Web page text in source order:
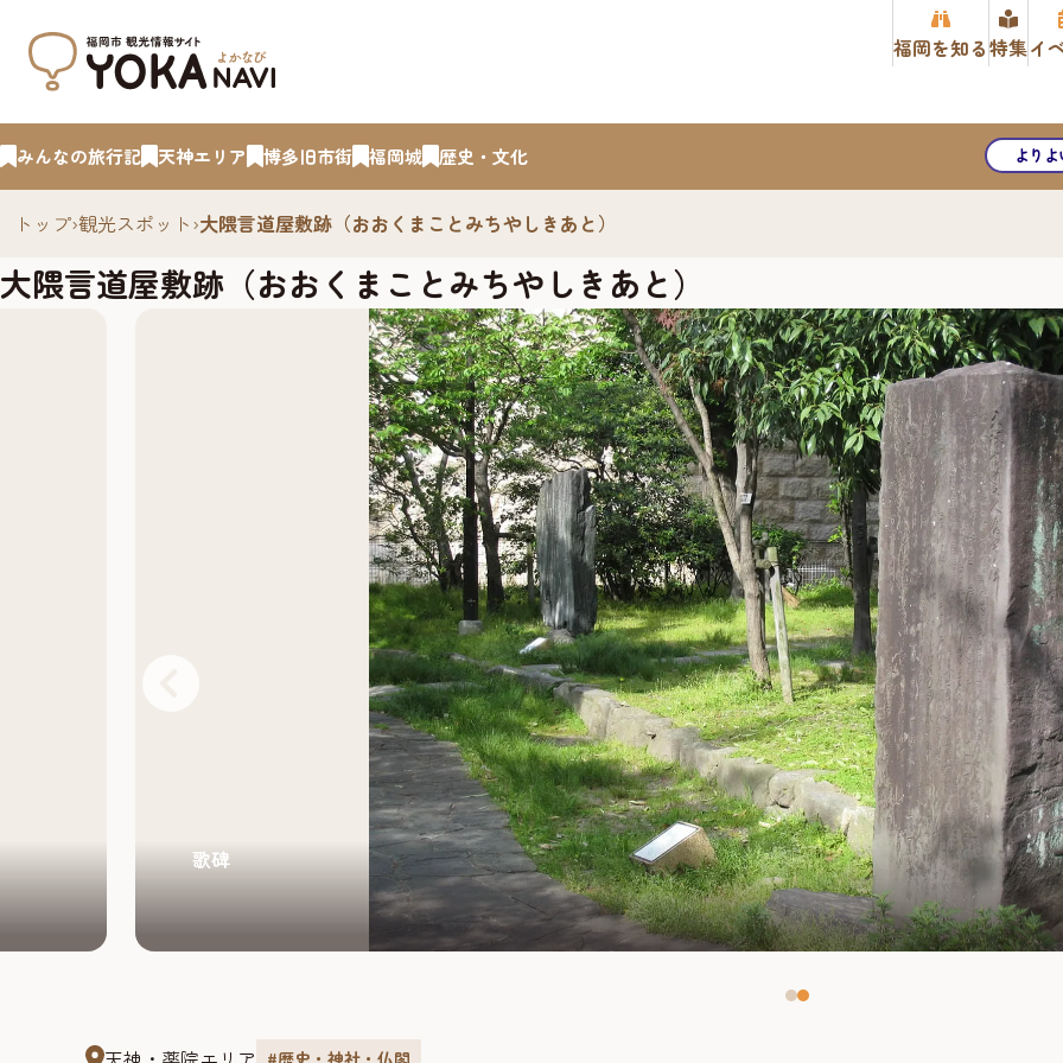
福岡を知る特集イ
みんなの旅行記 天神エリア 博多旧市街 福岡城 歴史・文化 より
トップ›観光スポット›大隈言道屋敷跡（おおくまことみちやしきあと）
大隈言道屋敷跡（おおくまことみちやしきあと）
歌碑
#歴史・神社・仏閣